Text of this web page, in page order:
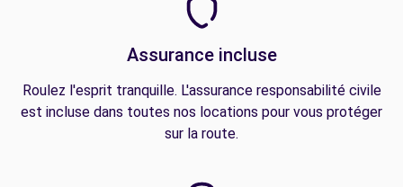
Assurance incluse
Roulez l'esprit tranquille. L'assurance responsabilité civile
est incluse dans toutes nos locations pour vous protéger
sur la route.